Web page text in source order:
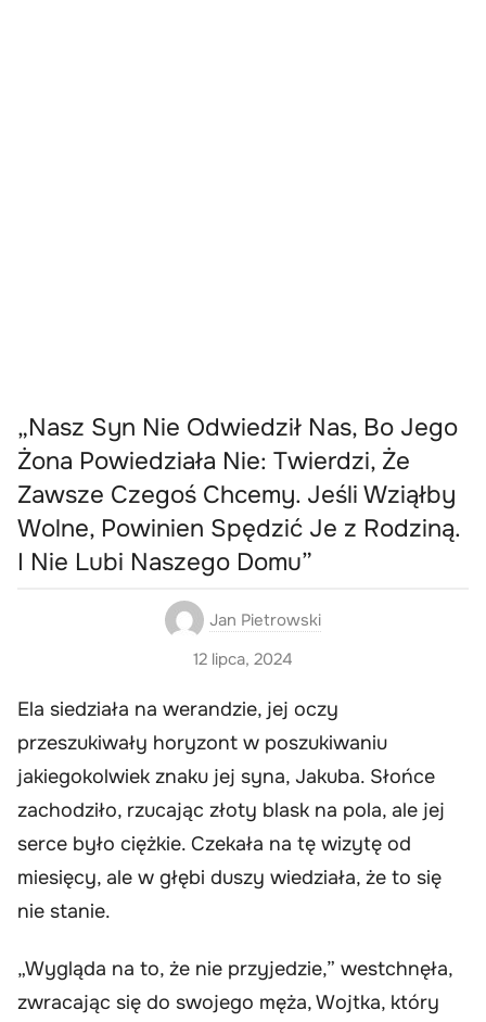
„Nasz Syn Nie Odwiedził Nas, Bo Jego
Żona Powiedziała Nie: Twierdzi, Że
Zawsze Czegoś Chcemy. Jeśli Wziąłby
Wolne, Powinien Spędzić Je z Rodziną.
I Nie Lubi Naszego Domu”
Jan Pietrowski
12 lipca, 2024
Ela siedziała na werandzie, jej oczy
przeszukiwały horyzont w poszukiwaniu
jakiegokolwiek znaku jej syna, Jakuba. Słońce
zachodziło, rzucając złoty blask na pola, ale jej
serce było ciężkie. Czekała na tę wizytę od
miesięcy, ale w głębi duszy wiedziała, że to się
nie stanie.
„Wygląda na to, że nie przyjedzie,” westchnęła,
zwracając się do swojego męża, Wojtka, który